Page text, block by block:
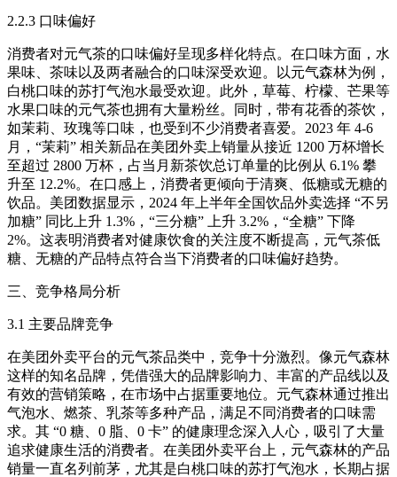
2.2.3 口味偏好​
消费者对元气茶的口味偏好呈现多样化特点。在口味方面，水
果味、茶味以及两者融合的口味深受欢迎。以元气森林为例，
白桃口味的苏打气泡水最受欢迎。此外，草莓、柠檬、芒果等
水果口味的元气茶也拥有大量粉丝。同时，带有花香的茶饮，
如茉莉、玫瑰等口味，也受到不少消费者喜爱。2023 年 4-6
月，“茉莉” 相关新品在美团外卖上销量从接近 1200 万杯增长
至超过 2800 万杯，占当月新茶饮总订单量的比例从 6.1% 攀
升至 12.2%。在口感上，消费者更倾向于清爽、低糖或无糖的
饮品。美团数据显示，2024 年上半年全国饮品外卖选择 “不另
加糖” 同比上升 1.3%，“三分糖” 上升 3.2%，“全糖” 下降
2%。这表明消费者对健康饮食的关注度不断提高，元气茶低
糖、无糖的产品特点符合当下消费者的口味偏好趋势。​
三、竞争格局分析​
3.1 主要品牌竞争​
在美团外卖平台的元气茶品类中，竞争十分激烈。像元气森林
这样的知名品牌，凭借强大的品牌影响力、丰富的产品线以及
有效的营销策略，在市场中占据重要地位。元气森林通过推出
气泡水、燃茶、乳茶等多种产品，满足不同消费者的口味需
求。其 “0 糖、0 脂、0 卡” 的健康理念深入人心，吸引了大量
追求健康生活的消费者。在美团外卖平台上，元气森林的产品
销量一直名列前茅，尤其是白桃口味的苏打气泡水，长期占据